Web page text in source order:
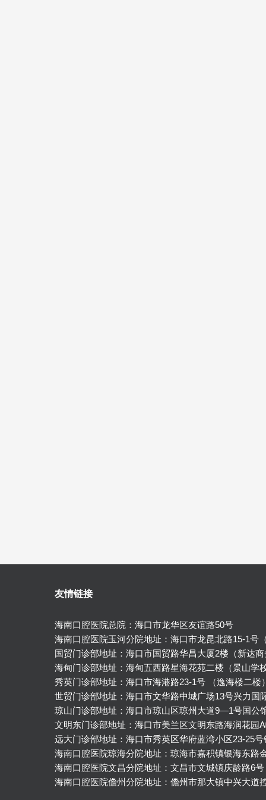
友情链接
海南口腔医院总院：海口市龙华区友谊路50号
海南口腔医院玉河分院地址：海口市龙昆北路15-1号
国贸门诊部地址：海口市国贸路华昌大厦2楼（新达
海甸门诊部地址：海甸五西路星海花苑二楼（景山学
秀英门诊部地址：海口市海港路23-1号 （逸海楼二楼
世贸门诊部地址：海口市文华路中城广场13号兴力国
琼山门诊部地址：海口市琼山区琼州大道9—1号国公
文明东门诊部地址：海口市美兰区文明东路海润花园
远大门诊部地址：海口市秀英区华府蓝湾小区23-25
海南口腔医院琼海分院地址：琼海市嘉积镇银海东路
海南口腔医院文昌分院地址：文昌市文城镇庆龄路6号
海南口腔医院儋州分院地址：儋州市那大镇中兴大道